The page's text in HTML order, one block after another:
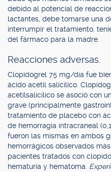
debido al potencial de
lactantes, debe tomarse una
interrumpir el tratamiento,
del fármaco para la madre.
Reacciones adversas.
Clopidogrel 75 mg/día fue
ácido acetil salicílico.
acetilsalicílico se asoció con
grave (principalmente
tratamiento de placebo con
de hemorragia intracraneal
fueron las mismas en ambos
hemorrágicos observados
pacientes tratados con
hematuria y hematoma.